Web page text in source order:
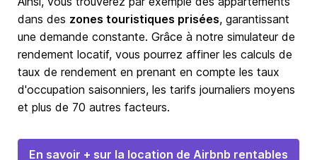
dans des zones touristiques prisées, garantissant
une demande constante. Grâce à notre simulateur de
rendement locatif, vous pourrez affiner les calculs de
taux de rendement en prenant en compte les taux
d'occupation saisonniers, les tarifs journaliers moyens
et plus de 70 autres facteurs.
En savoir + sur la location de Airbnb rentables